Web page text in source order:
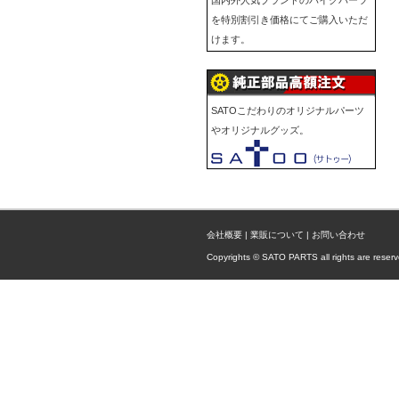
を特別割引き価格にてご購入いただ
けます。
SATOこだわりのオリジナルパーツ
やオリジナルグッズ。
会社概要 | 業販について | お問い合わせ
Copyrights © SATO PARTS all rights are